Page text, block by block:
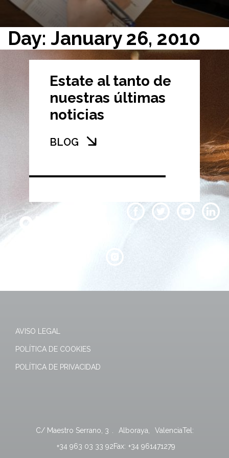
Day: January 26, 2010
Estate al tanto de
nuestras últimas
noticias
BLOG
AVISO LEGAL
POLÍTICA DE COOKIES
POLÍTICA DE PRIVACIDAD
C/ Maestro Serrano, 3 Alboraya ValenciaTel:
+34 963 03 33 92Fax: +34 961471279